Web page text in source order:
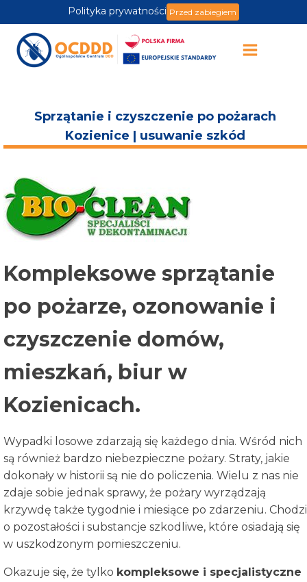
Polityka prywatności Przed zabiegiem
Sprzątanie i czyszczenie po pożarach
Kozienice | usuwanie szkód
Kompleksowe sprzątanie
po pożarze, ozonowanie i
czyszczenie domów,
mieszkań, biur w
Kozienicach.
Wypadki losowe zdarzają się każdego dnia. Wśród nich
są również bardzo niebezpieczne pożary. Straty, jakie
dokonały w historii są nie do policzenia. Wielu z nas nie
zdaje sobie jednak sprawy, że pożary wyrządzają
krzywdę także tygodnie i miesiące po zdarzeniu. Chodzi
o pozostałości i substancje szkodliwe, które osiadają się
w uszkodzonym pomieszczeniu.
Okazuje się, że tylko kompleksowe i specjalistyczne